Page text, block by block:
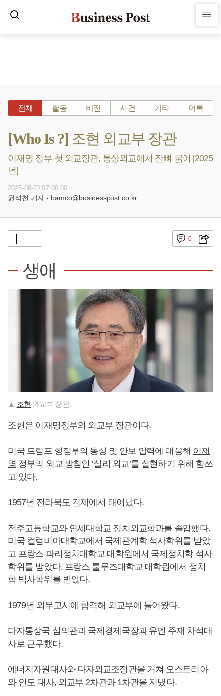
전체 활동 비전 사건 기타 어록
[Who Is ?] 조현 외교부 장관
이재명 정부 첫 외교장관, 통상외교에서 잔뼈 굵어 [2025
년]
2025-08-20 07:00:00
권석천 기자 - bamco@businesspost.co.kr
0
생애
▲ 조현 외교부 장관.
조현은 이재명정부의 외교부 장관이다.
미국 트럼프 행정부의 통상 및 안보 압력에 대응해 이재
명 정부의 외교 방침인 ‘실리 외교’를 실현하기 위해 힘쓰
고 있다.
1957년 전라북도 김제에서 태어났다.
전주고등학교와 연세대학교 정치외교학과를 졸업했다.
미국 컬럼비아대학교에서 국제관계학 석사학위를 받았
고 프랑스 파리정치대학교 대학원에서 국제정치학 석사
학위를 받았다. 프랑스 툴루즈대학교 대학원에서 정치
학 박사학위를 받았다.
1979년 외무고시에 합격해 외교부에 들어왔다.
다자통상국 심의관과 국제경제국장과 유엔 주재 차석대
사로 근무했다.
에너지자원대사와 다자외교조정관을 거쳐 오스트리아
와 인도 대사, 외교부 2차관과 1차관을 지냈다.